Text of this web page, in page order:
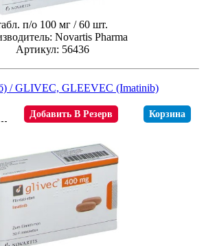
п/о 100 мг / 60 шт.
Novartis Pharma
Артикул: 56436
/ GLIVEC, GLEEVEC (Imatinib)
Добавить В Резерв Корзина